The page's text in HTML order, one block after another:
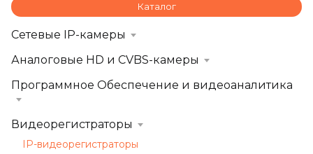
Каталог
Сетевые IP-камеры
Аналоговые HD и CVBS-камеры
Программное Обеспечение и видеоаналитика
Видеорегистраторы
IP-видеорегистраторы